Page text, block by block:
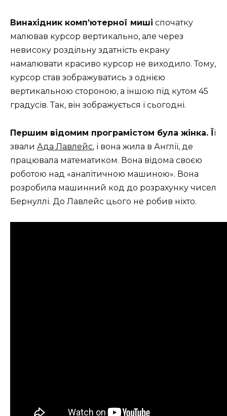
Винахідник комп’ютерної миші спочатку
малював курсор вертикально, але через
невисоку роздільну здатність екрану
намалювати красиво курсор не виходило. Тому,
курсор став зображуватись з однією
вертикальною стороною, а іншою під кутом 45
градусів. Так, він зображується і сьогодні.
Першим відомим програмістом була жінка. Її
звали Ада Лавлейс, і вона жила в Англії, де
працювала математиком. Вона відома своєю
роботою над «аналітичною машиною». Вона
розробила машинний код до розрахунку чисел
Бернуллі. До Лавлейс цього не робив ніхто.